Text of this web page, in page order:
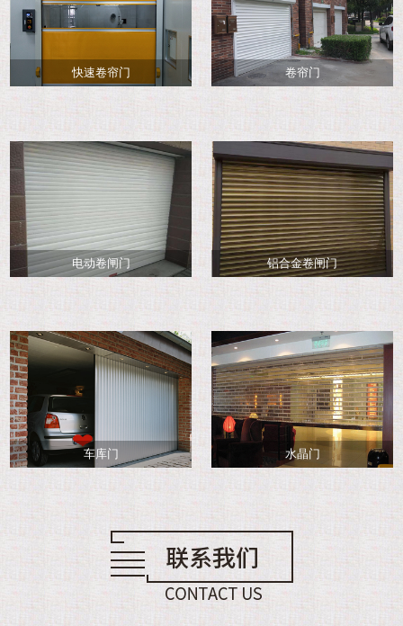
快速卷帘门 卷帘门
电动卷闸门 铝合金卷闸门
车库门 水晶门